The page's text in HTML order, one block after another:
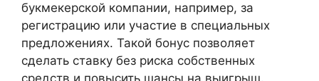
букмекерской компании, например, за
регистрацию или участие в специальных
предложениях. Такой бонус позволяет
сделать ставку без риска собственных
средств и повысить шансы на выигрыш.